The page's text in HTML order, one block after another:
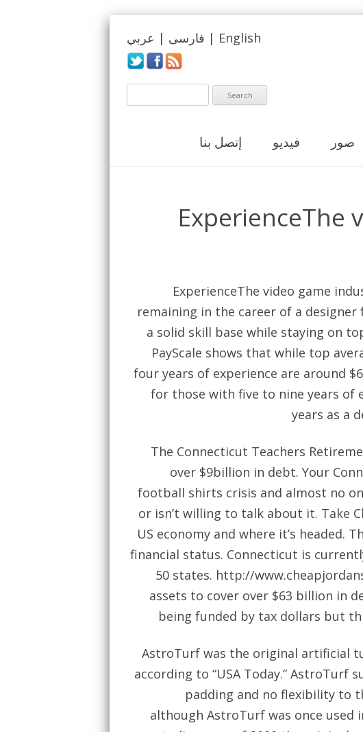
فارسی | عربي | English
إتصل بنا فيديو صور
ExperienceThe
ExperienceThe video game
remaining in the career of a
a solid skill base while staying on
PayScale shows that while top
four years of experience are around
for those with five to nine years of
years as a
The Connecticut Teachers
over $9billion in debt. Your
football shirts crisis and almost no
or isn’t willing to talk about it. Take
US economy and where it’s headed.
financial status. Connecticut is
50 states. http://
assets to cover over $63 billion in
being funded by tax dollars but
AstroTurf was the original artificial
according to “USA Today.” AstroTurf
padding and no flexibility to
although AstroTurf was once used